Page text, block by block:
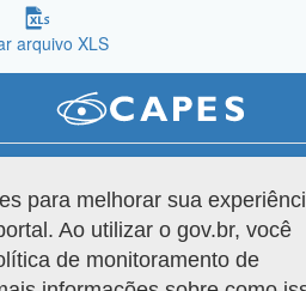
arquivo XLS
Copyright 2022 Capes. Todos os direitos reservados.
para melhorar sua
Ao utilizar o gov.br, você
de monitoramento de